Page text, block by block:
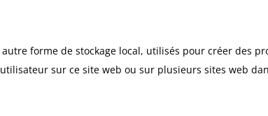
forme de stockage local, utilisés pour créer des
sur ce site web ou sur plusieurs sites web